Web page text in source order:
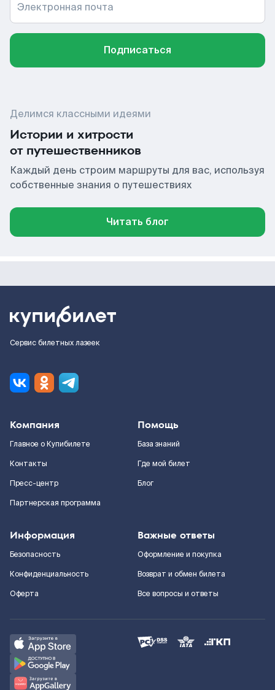
Электронная почта
Подписаться
Делимся классными идеями
Истории и хитрости
от путешественников
Каждый день строим маршруты для вас, используя
собственные знания о путешествиях
Читать блог
Сервис билетных лазеек
Компания
Главное о Купибилете
Контакты
Пресс-центр
Партнерская программа
Помощь
База знаний
Где мой билет
Блог
Информация
Безопасность
Конфиденциальность
Оферта
Важные ответы
Оформление и покупка
Возврат и обмен билета
Все вопросы и ответы